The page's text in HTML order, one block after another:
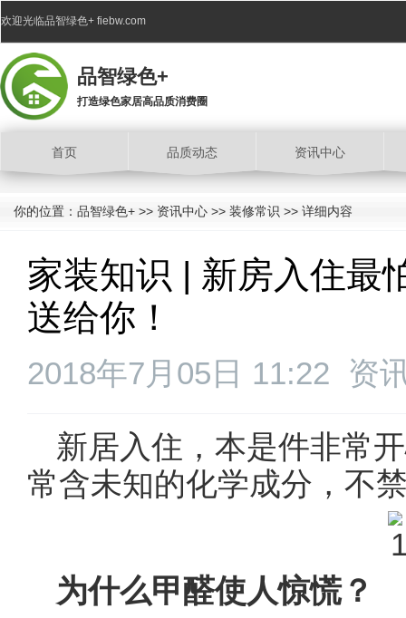
欢迎光临品智绿色+ fiebw.com
品智绿色+
打造绿色家居高品质消费圈
首页 品质动态 资讯中心
你的位置： 品智绿色+ >> 资讯中心 >> 装修常识 >> 详细内容
家装知识 | 新房入住最
送给你！
2018年7月05日 11:22 资
新居入住，本是件非常
常含未知的化学成分，不
为什么甲醛使人惊慌？